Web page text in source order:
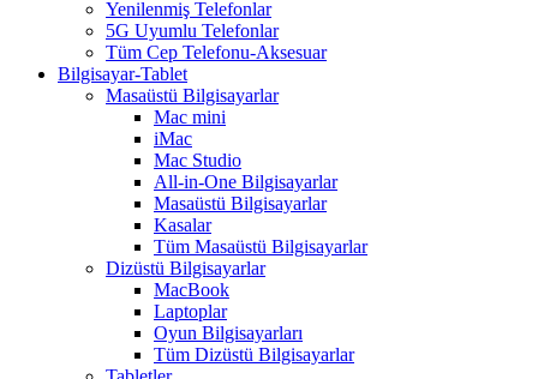
Yenilenmiş Telefonlar
5G Uyumlu Telefonlar
Tüm Cep Telefonu-Aksesuar
Bilgisayar-Tablet
Masaüstü Bilgisayarlar
Mac mini
iMac
Mac Studio
All-in-One Bilgisayarlar
Masaüstü Bilgisayarlar
Kasalar
Tüm Masaüstü Bilgisayarlar
Dizüstü Bilgisayarlar
MacBook
Laptoplar
Oyun Bilgisayarları
Tüm Dizüstü Bilgisayarlar